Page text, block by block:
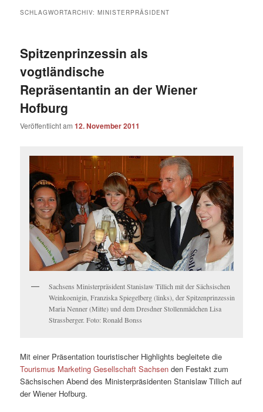
SCHLAGWORTARCHIV:MINISTERPRÄSIDENT
Spitzenprinzessin als
vogtländische
Repräsentantin an der Wiener
Hofburg
Veröffentlicht am12. November 2011
Sachsens Ministerpräsident Stanislaw Tillich mit der Sächsischen
Weinkoenigin, Franziska Spiegelberg (links), der Spitzenprinzessin
Maria Nenner (Mitte) und dem Dresdner Stollenmädchen Lisa
Strassberger. Foto: Ronald Bonss
Mit einer Präsentation touristischer Highlights begleitete die
Tourismus Marketing Gesellschaft Sachsen den Festakt zum
Sächsischen Abend des Ministerpräsidenten Stanislaw Tillich auf
der Wiener Hofburg.